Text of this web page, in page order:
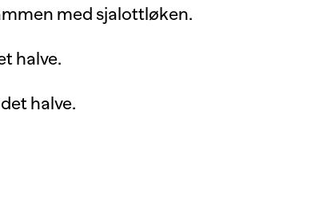
med sjalottløken.
halve.
halve.